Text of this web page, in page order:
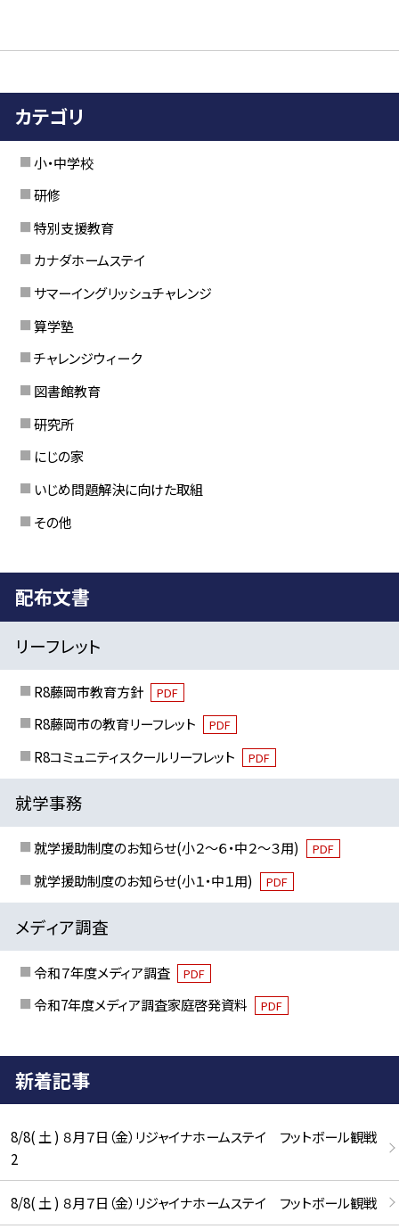
カテゴリ
小・中学校
研修
特別支援教育
カナダホームステイ
サマーイングリッシュチャレンジ
算学塾
チャレンジウィーク
図書館教育
研究所
にじの家
いじめ問題解決に向けた取組
その他
配布文書
リーフレット
R8藤岡市教育方針 PDF
R8藤岡市の教育リーフレット PDF
R8コミュニティスクールリーフレット PDF
就学事務
就学援助制度のお知らせ(小２～６・中２～３用) PDF
就学援助制度のお知らせ(小１・中１用) PDF
メディア調査
令和７年度メディア調査 PDF
令和7年度メディア調査家庭啓発資料 PDF
新着記事
8/8( 土 ) ８月７日（金）リジャイナホームステイ フットボール観戦
2
8/8( 土 ) ８月７日（金）リジャイナホームステイ フットボール観戦